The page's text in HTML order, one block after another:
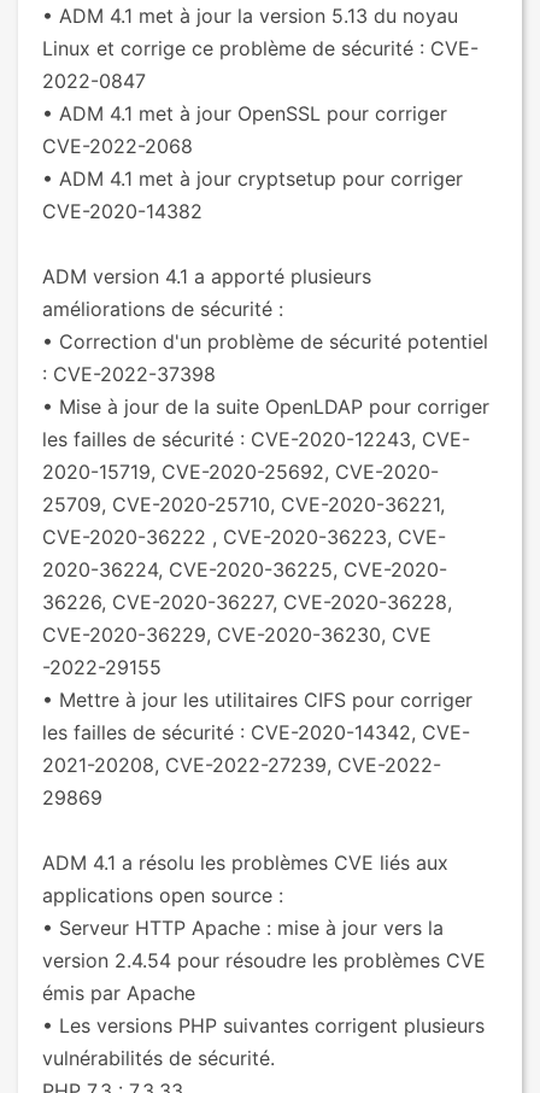
• ADM 4.1 met à jour la version 5.13 du noyau
Linux et corrige ce problème de sécurité : CVE-
2022-0847
• ADM 4.1 met à jour OpenSSL pour corriger
CVE-2022-2068
• ADM 4.1 met à jour cryptsetup pour corriger
CVE-2020-14382
ADM version 4.1 a apporté plusieurs
améliorations de sécurité :
• Correction d'un problème de sécurité potentiel
: CVE-2022-37398
• Mise à jour de la suite OpenLDAP pour corriger
les failles de sécurité : CVE-2020-12243, CVE-
2020-15719, CVE-2020-25692, CVE-2020-
25709, CVE-2020-25710, CVE-2020-36221,
CVE-2020-36222 , CVE-2020-36223, CVE-
2020-36224, CVE-2020-36225, CVE-2020-
36226, CVE-2020-36227, CVE-2020-36228,
CVE-2020-36229, CVE-2020-36230, CVE
-2022-29155
• Mettre à jour les utilitaires CIFS pour corriger
les failles de sécurité : CVE-2020-14342, CVE-
2021-20208, CVE-2022-27239, CVE-2022-
29869
ADM 4.1 a résolu les problèmes CVE liés aux
applications open source :
• Serveur HTTP Apache : mise à jour vers la
version 2.4.54 pour résoudre les problèmes CVE
émis par Apache
• Les versions PHP suivantes corrigent plusieurs
vulnérabilités de sécurité.